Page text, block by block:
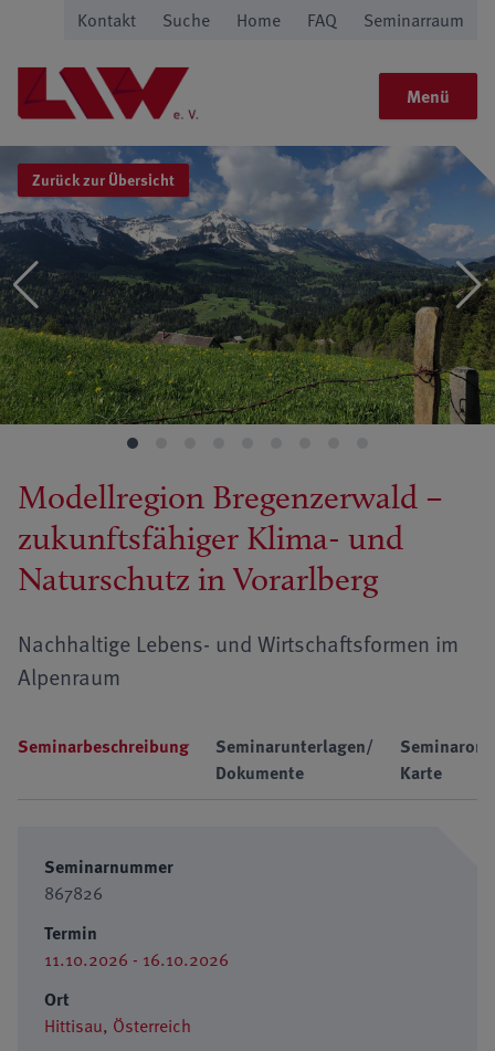
Kontakt Suche Home FAQ Seminarraum
Menü
Zurück zur Übersicht
Modellregion Bregenzerwald –
zukunftsfähiger Klima- und
Naturschutz in Vorarlberg
Nachhaltige Lebens- und Wirtschaftsformen im
Alpenraum
Seminarbeschreibung
Seminarunterlagen/
Dokumente
Seminarort/
Karte
Seminarnummer
867826
Termin
11.10.2026 - 16.10.2026
Ort
Hittisau, Österreich